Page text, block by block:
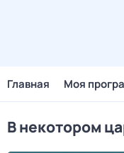
Главная Моя
В некотором